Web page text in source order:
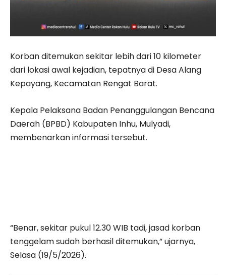
Korban ditemukan sekitar lebih dari 10 kilometer
dari lokasi awal kejadian, tepatnya di Desa Alang
Kepayang, Kecamatan Rengat Barat.
Kepala Pelaksana Badan Penanggulangan Bencana
Daerah (BPBD) Kabupaten Inhu, Mulyadi,
membenarkan informasi tersebut.
“Benar, sekitar pukul 12.30 WIB tadi, jasad korban
tenggelam sudah berhasil ditemukan,” ujarnya,
Selasa (19/5/2026).